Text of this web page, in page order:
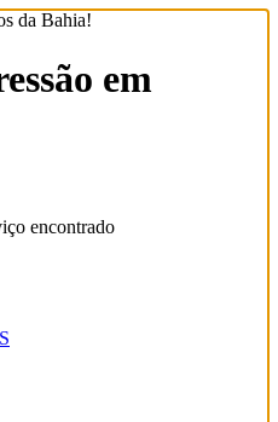
da Bahia!
em
encontrado